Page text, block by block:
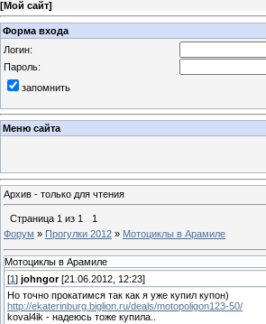
[Мой сайт]
Форма входа
Логин:
Пароль:
запомнить
Меню сайта
Архив - только для чтения
Страница 1 из 1
1
Форум » Прогулки 2012 » Мотоциклы в Арамиле
Мотоциклы в Арамиле
[1 ] johngor[21.06.2012, 12:23]
Но точно прокатимся так как я уже купил купон)
http://ekaterinburg.biglion.ru/deals/motopoligon123-50/
koval4ik - надеюсь тоже купила..